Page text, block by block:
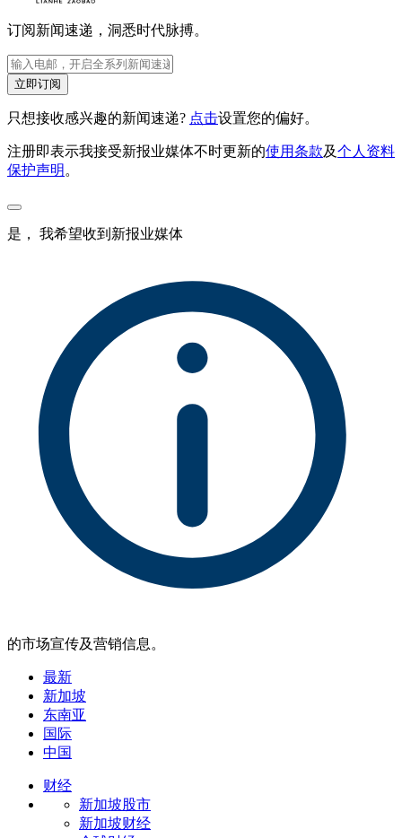
订阅新闻速递，洞悉时代脉搏。
立即订阅
只想接收感兴趣的新闻速递? 点击设置您的偏好。
注册即表示我接受新报业媒体不时更新的使用条款及个人资料
保护声明 。
是， 我希望收到新报业媒体
的市场宣传及营销信息。
最新
新加坡
东南亚
国际
中国
财经
新加坡股市
新加坡财经